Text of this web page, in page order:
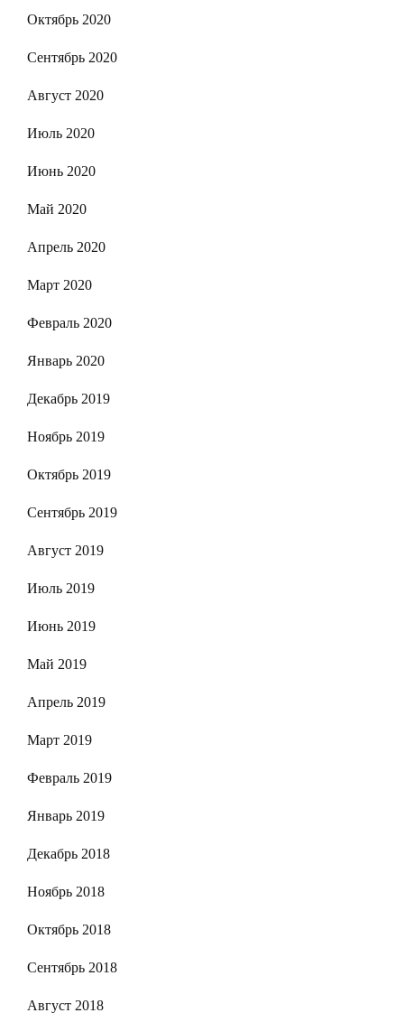
Октябрь 2020
Сентябрь 2020
Август 2020
Июль 2020
Июнь 2020
Май 2020
Апрель 2020
Март 2020
Февраль 2020
Январь 2020
Декабрь 2019
Ноябрь 2019
Октябрь 2019
Сентябрь 2019
Август 2019
Июль 2019
Июнь 2019
Май 2019
Апрель 2019
Март 2019
Февраль 2019
Январь 2019
Декабрь 2018
Ноябрь 2018
Октябрь 2018
Сентябрь 2018
Август 2018